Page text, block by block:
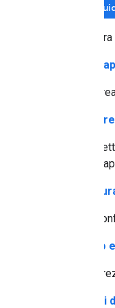
Guida
Utilizzo
Termini